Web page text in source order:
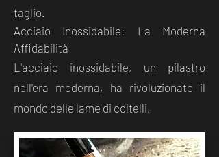
taglio.
Acciaio Inossidabile: La Moderna
Affidabilità
L'acciaio inossidabile, un pilastro
nell'era moderna, ha rivoluzionato il
mondo delle lame di coltelli.